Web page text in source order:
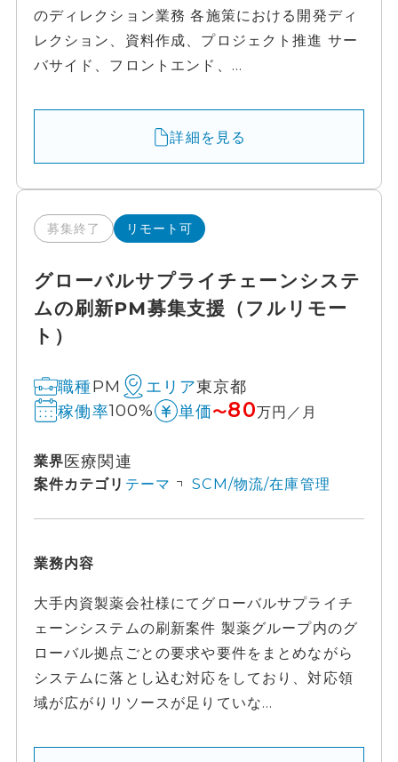
のディレクション業務 各施策における開発ディ
レクション、資料作成、プロジェクト推進 サー
バサイド、フロントエンド、...
詳細を見る
募集終了 リモート可
グローバルサプライチェーンシステ
ムの刷新PM募集支援（フルリモー
ト）
職種PM エリア東京都
稼働率100% 単価〜80万円／月
業界医療関連
案件カテゴリ テーマ SCM/物流/在庫管理
業務内容
大手内資製薬会社様にてグローバルサプライチ
ェーンシステムの刷新案件 製薬グループ内のグ
ローバル拠点ごとの要求や要件をまとめながら
システムに落とし込む対応をしており、対応領
域が広がりリソースが足りていな...